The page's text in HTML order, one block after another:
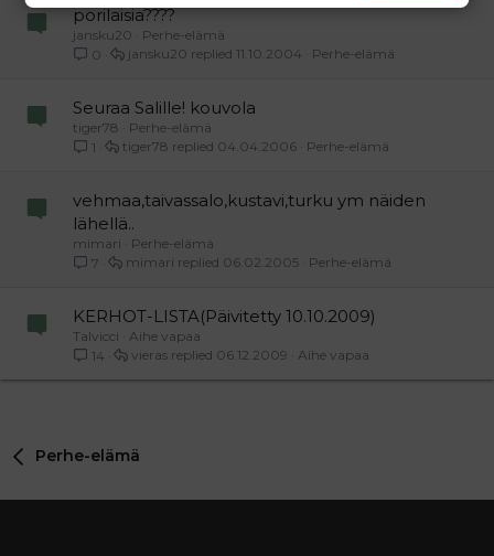
porilaisia????
jansku20
Perhe-elämä
0
Perhe-elämä
11.10.2004
jansku20
Seuraa Salille! kouvola
tiger78
Perhe-elämä
1
Perhe-elämä
04.04.2006
tiger78
vehmaa,taivassalo,kustavi,turku ym näiden
lähellä..
mimari
Perhe-elämä
7
Perhe-elämä
06.02.2005
mimari
KERHOT-LISTA(Päivitetty 10.10.2009)
Talvicci
Aihe vapaa
14
Aihe vapaa
06.12.2009
vieras
Perhe-elämä